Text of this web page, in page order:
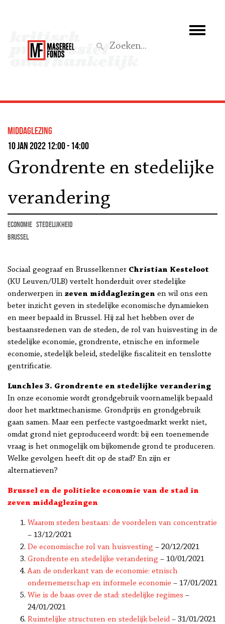
Wat we doen
Steun ons
Aktief
middaglezing
10 jan 2022 12:00 - 14:00
Grondrente en stedelijke
verandering
economie stedelijkheid
Brussel
Sociaal geograaf en Brusselkenner Christian Kesteloot
(KU Leuven/ULB) vertelt honderduit over stedelijke
onderwerpen in zeven middaglezingen en wil ons een
beter inzicht geven in stedelijke economische dynamieken
en meer bepaald in Brussel. Hij zal het hebben over de
bestaansredenen van de steden, de rol van huisvesting in de
stedelijke economie, grondrente, etnische en informele
economie, stedelijk beleid, stedelijke fiscaliteit en tenslotte
gentrificatie.
Lunchles 3. Grondrente en stedelijke verandering
In onze economie wordt grondgebruik voornamelijk bepaald
door het marktmechanisme. Grondprijs en grondgebruik
gaan samen. Maar een perfecte vastgoedmarkt werkt niet,
omdat grond niet geproduceerd wordt: bij een toenemende
vraag is het onmogelijk om bijkomende grond te produceren.
Welke gevolgen heeft dit op de stad? En zijn er
alternatieven?
Brussel en de politieke economie van de stad in
zeven middaglezingen
Waarom steden bestaan: de voordelen van concentratie
– 13/12/2021
De economische rol van huisvesting – 20/12/2021
Grondrente en stedelijke verandering – 10/01/2021
Aan de onderkant van de economie: etnisch
ondernemerschap en informele economie – 17/01/2021
Wie is de baas over de stad: stedelijke regimes –
24/01/2021
Ruimtelijke structuren en stedelijk beleid– 31/01/2021